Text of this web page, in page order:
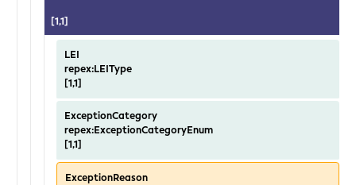
[1,1]
LEI
repex:LEIType
[1,1]
ExceptionCategory
repex:ExceptionCategoryEnum
[1,1]
ExceptionReason